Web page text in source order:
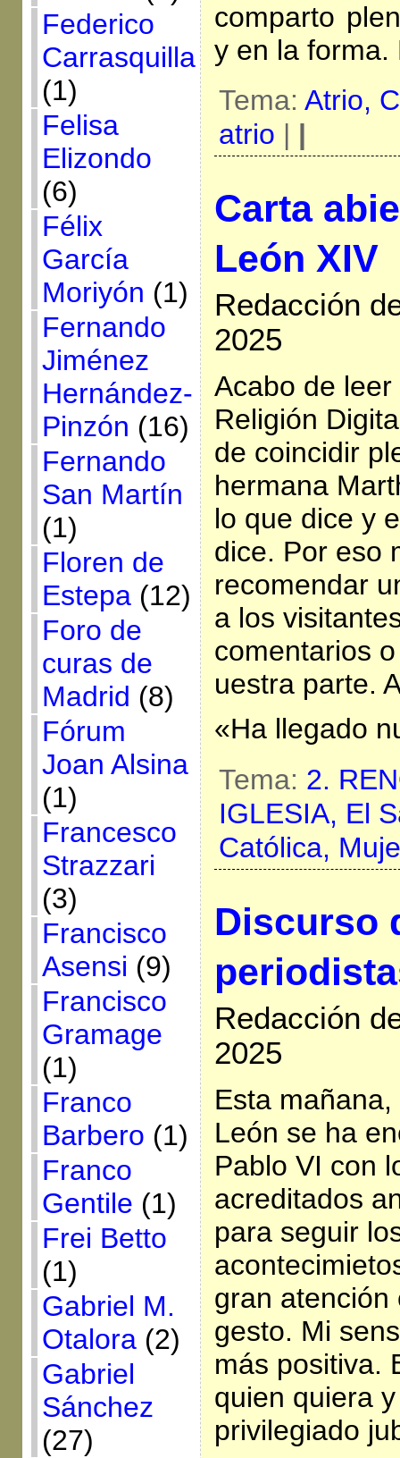
Federico
Carrasquilla
(1)
Felisa
Elizondo
(6)
Félix
García
Moriyón (1)
Fernando
Jiménez
Hernández-
Pinzón (16)
Fernando
San Martín
(1)
Floren de
Estepa(12)
Foro de
curas de
Madrid (8)
Fórum
Joan Alsina
(1)
Francesco
Strazzari
(3)
Francisco
Asensi (9)
Francisco
Gramage
(1)
Franco
Barbero (1)
Franco
Gentile (1)
Frei Betto
(1)
Gabriel M.
Otalora(2)
Gabriel
Sánchez
(27)
comparto
y en la
Tema: Atrio,
atrio | |
Carta
León XIV
Redacción
2025
Acabo de
Religión
de coincidir
hermana
lo que dice y
dice. Por eso
recomendar
a los
comentarios
uestra parte.
«Ha llegado
Tema: 2.
IGLESIA, El
Católica,
Discurso
Redacción
2025
Esta
León se ha
Pablo VI con
acreditados
para seguir
gran atención
gesto. Mi
más positiva.
quien quiera
privilegiado